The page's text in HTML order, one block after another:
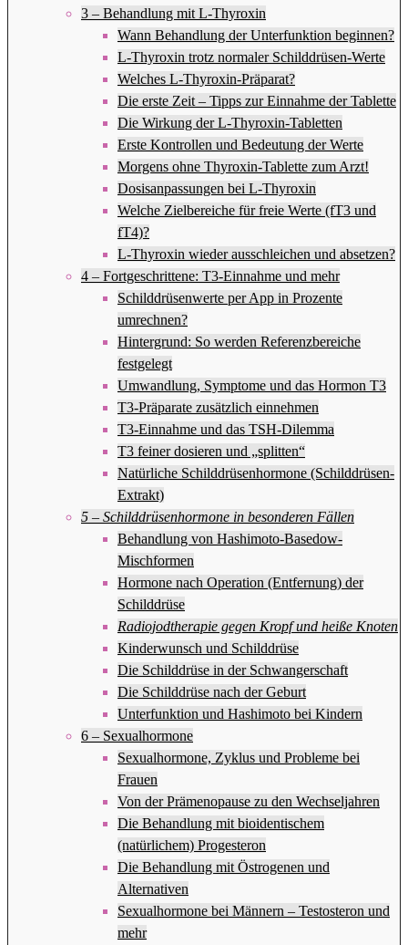
3 – Behandlung mit L-Thyroxin
Wann Behandlung der Unterfunktion beginnen?
L-Thyroxin trotz normaler Schilddrüsen-Werte
Welches L-Thyroxin-Präparat?
Die erste Zeit – Tipps zur Einnahme der Tablette
Die Wirkung der L-Thyroxin-Tabletten
Erste Kontrollen und Bedeutung der Werte
Morgens ohne Thyroxin-Tablette zum Arzt!
Dosisanpassungen bei L-Thyroxin
Welche Zielbereiche für freie Werte (fT3 und
fT4)?
L-Thyroxin wieder ausschleichen und absetzen?
4 – Fortgeschrittene: T3-Einnahme und mehr
Schilddrüsenwerte per App in Prozente
umrechnen?
Hintergrund: So werden Referenzbereiche
festgelegt
Umwandlung, Symptome und das Hormon T3
T3-Präparate zusätzlich einnehmen
T3-Einnahme und das TSH-Dilemma
T3 feiner dosieren und „splitten“
Natürliche Schilddrüsenhormone (Schilddrüsen-
Extrakt)
5 – Schilddrüsenhormone in besonderen Fällen
Behandlung von Hashimoto-Basedow-
Mischformen
Hormone nach Operation (Entfernung) der
Schilddrüse
Radiojodtherapie gegen Kropf und heiße Knoten
Kinderwunsch und Schilddrüse
Die Schilddrüse in der Schwangerschaft
Die Schilddrüse nach der Geburt
Unterfunktion und Hashimoto bei Kindern
6 – Sexualhormone
Sexualhormone, Zyklus und Probleme bei
Frauen
Von der Prämenopause zu den Wechseljahren
Die Behandlung mit bioidentischem
(natürlichem) Progesteron
Die Behandlung mit Östrogenen und
Alternativen
Sexualhormone bei Männern – Testosteron und
mehr